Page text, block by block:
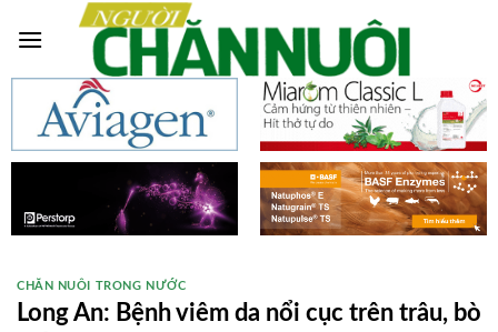
CHĂN NUÔI TRONG NƯỚC
Long An: Bệnh viêm da nổi cục trên trâu, bò